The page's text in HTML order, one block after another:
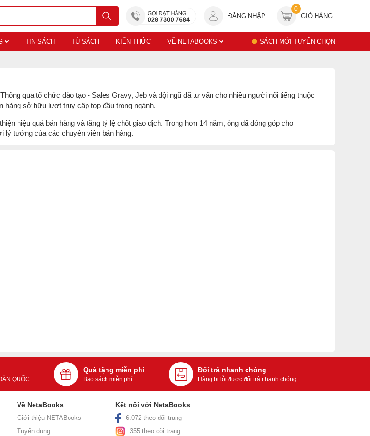
ĐĂNG NHẬP
0
GIỎ HÀNG
TIN SÁCH TỦ SÁCH KIẾN THỨC VỀ NETABOOKS SÁCH MỚI TUYỂN CHỌN
qua tổ chức đào tạo - Sales Gravy, Jeb và đội ngũ đã tư vấn cho nhiều người nổi tiếng thuộc
hàng sở hữu lượt truy cập top đầu trong ngành.
hiệu quả bán hàng và tăng tỷ lệ chốt giao dịch. Trong hơn 14 năm, ông đã đóng góp cho
lý tưởng của các chuyên viên bán hàng.
QUỐC
Quà tặng miễn phí
Bao sách miễn phí
Đổi trả nhanh chóng
Hàng bị lỗi được đổi trả nhanh chóng
Về NetaBooks
Giới thiệu NETABooks
Tuyển dụng
Kết nối với NetaBooks
6.072 theo dõi trang
355 theo dõi trang